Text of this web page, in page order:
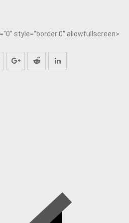
style="border:0" allowfullscreen>